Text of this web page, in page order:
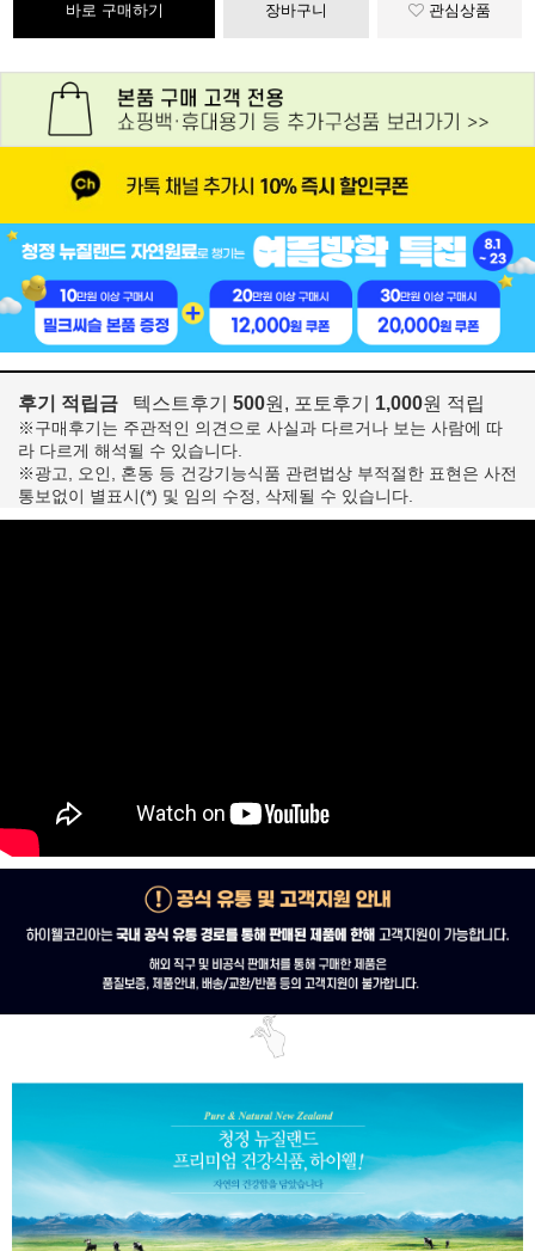
바로 구매하기 장바구니 관심상품
후기 적립금 텍스트후기 500원, 포토후기 1,000원 적립
※구매후기는 주관적인 의견으로 사실과 다르거나 보는 사람에 따
라 다르게 해석될 수 있습니다.
※광고, 오인, 혼동 등 건강기능식품 관련법상 부적절한 표현은 사전
통보없이 별표시(*) 및 임의 수정, 삭제될 수 있습니다.